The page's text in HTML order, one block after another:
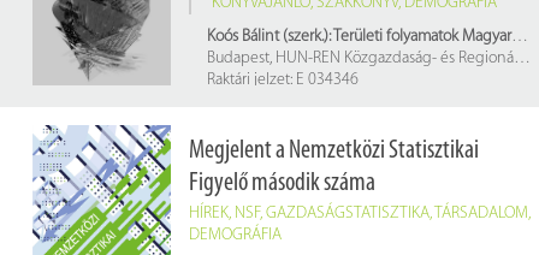
Koós Bálint (szerk.): Területi folyamatok Magyarországon, 2021–2023
Budapest, HUN-REN Közgazdaság- és Regionális Tudományi Kutatóközpont, Regionális Kutatások Intézete, 2024. 352 p.
Raktári jelzet: E 034346
Megjelent a Nemzetközi Statisztikai
Figyelő második száma
HÍREK, NSF, GAZDASÁGSTATISZTIKA, TÁRSADALOM,
DEMOGRÁFIA